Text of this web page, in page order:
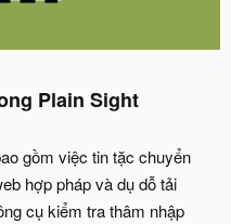
Plain Sight
gồm việc tin tặc chuyển
hợp pháp và dụ dỗ tải
cụ kiểm tra thâm nhập